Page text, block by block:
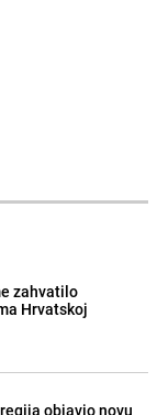
zahvatilo
Hrvatskoj
objavio novu